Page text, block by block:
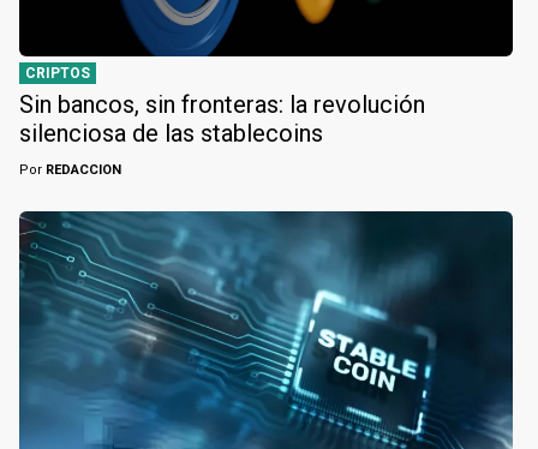
CRIPTOS
Sin bancos, sin fronteras: la revolución
silenciosa de las stablecoins
Por REDACCION